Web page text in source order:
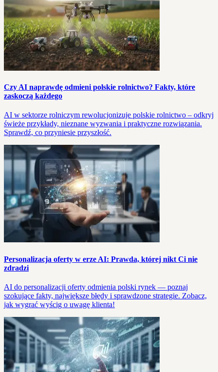
Czy AI naprawdę odmieni polskie rolnictwo? Fakty, które
zaskoczą każdego
AI w sektorze rolniczym rewolucjonizuje polskie rolnictwo – odkryj
świeże przykłady, nieznane wyzwania i praktyczne rozwiązania.
Sprawdź, co przyniesie przyszłość.
Personalizacja oferty w erze AI: Prawda, której nikt Ci nie
zdradzi
AI do personalizacji oferty odmienia polski rynek — poznaj
szokujące fakty, największe błędy i sprawdzone strategie. Zobacz,
jak wygrać wyścig o uwagę klienta!